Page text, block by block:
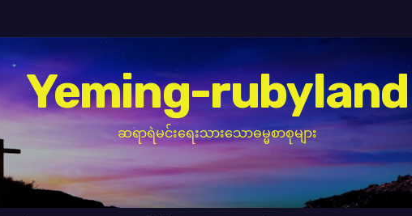
Yeming-rubyland
ဆရာရဲမင်းရေးသားသောဓမ္မစာစုများ